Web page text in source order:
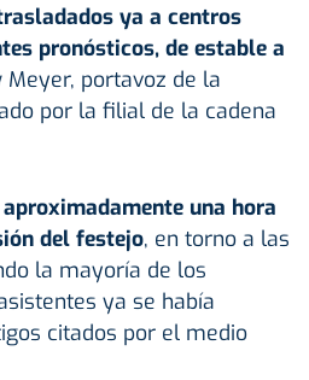
ya a centros
pronósticos, de estable a
Meyer, portavoz de la
por la filial de la cadena
una hora
del festejo, en torno a las
la mayoría de los
ya se había
citados por el medio